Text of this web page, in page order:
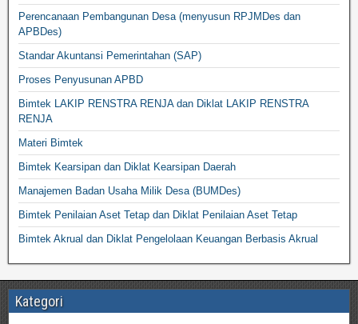
Perencanaan Pembangunan Desa (menyusun RPJMDes dan
APBDes)
Standar Akuntansi Pemerintahan (SAP)
Proses Penyusunan APBD
Bimtek LAKIP RENSTRA RENJA dan Diklat LAKIP RENSTRA
RENJA
Materi Bimtek
Bimtek Kearsipan dan Diklat Kearsipan Daerah
Manajemen Badan Usaha Milik Desa (BUMDes)
Bimtek Penilaian Aset Tetap dan Diklat Penilaian Aset Tetap
Bimtek Akrual dan Diklat Pengelolaan Keuangan Berbasis Akrual
Kategori